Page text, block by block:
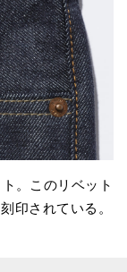
。このリベット
印されている。